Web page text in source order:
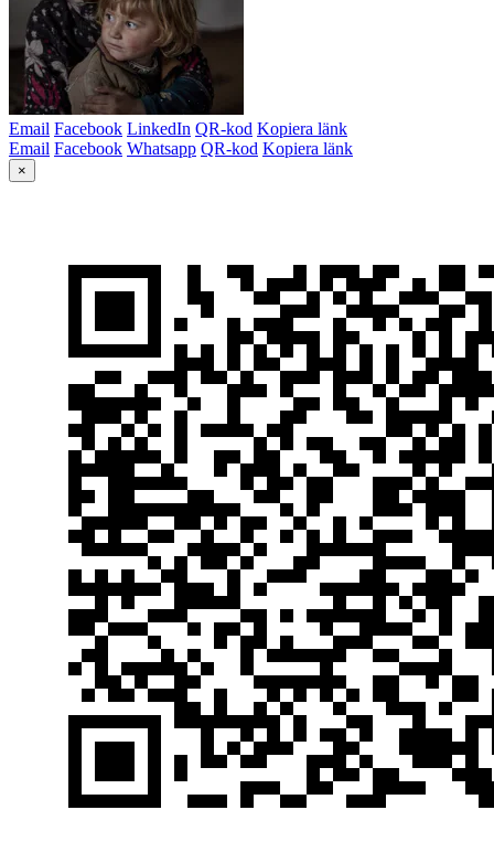
Email Facebook LinkedIn QR-kod Kopiera länk
Email Facebook Whatsapp QR-kod Kopiera länk
×